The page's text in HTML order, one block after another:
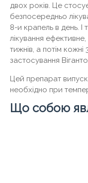
двох років. Це
безпосередньо
8-и крапель в день. І
лікування
тижнів, а потім
застосування
Цей препарат
необхідно при
Що собою